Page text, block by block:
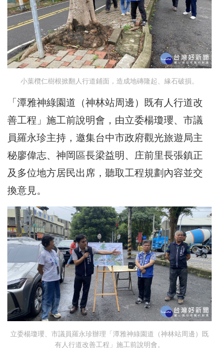
小葉欖仁樹根掀翻人行道鋪面，造成地磚隆起、緣石破損。
「潭雅神綠園道（神林站周邊）既有人行道改
善工程」施工前說明會，由立委楊瓊瓔、市議
員羅永珍主持，邀集台中市政府觀光旅遊局主
秘廖偉志、神岡區長梁益明、庄前里長張鎮正
及多位地方居民出席，聽取工程規劃內容並交
換意見。
立委楊瓊瓔、市議員羅永珍辦理「潭雅神綠園道（神林站周邊）既
有人行道改善工程」施工前說明會。